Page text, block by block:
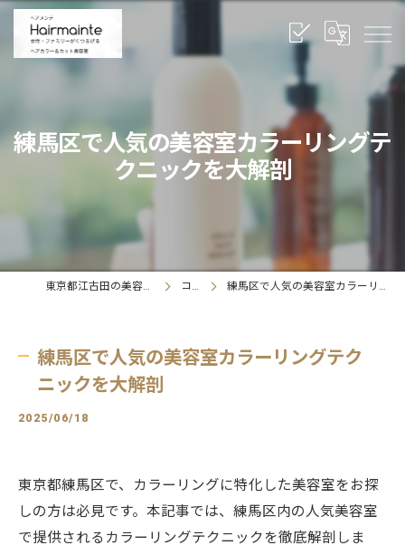
練馬区で人気の美容室カラーリングテ
クニックを大解剖
東京都江古田の美容室ならヘアメンテ コラム 練馬区で人気の美容室カラーリングテクニックを大解剖
練馬区で人気の美容室カラーリングテク
ニックを大解剖
2025/06/18
東京都練馬区で、カラーリングに特化した美容室をお探
しの方は必見です。本記事では、練馬区内の人気美容室
で提供されるカラーリングテクニックを徹底解剖しま